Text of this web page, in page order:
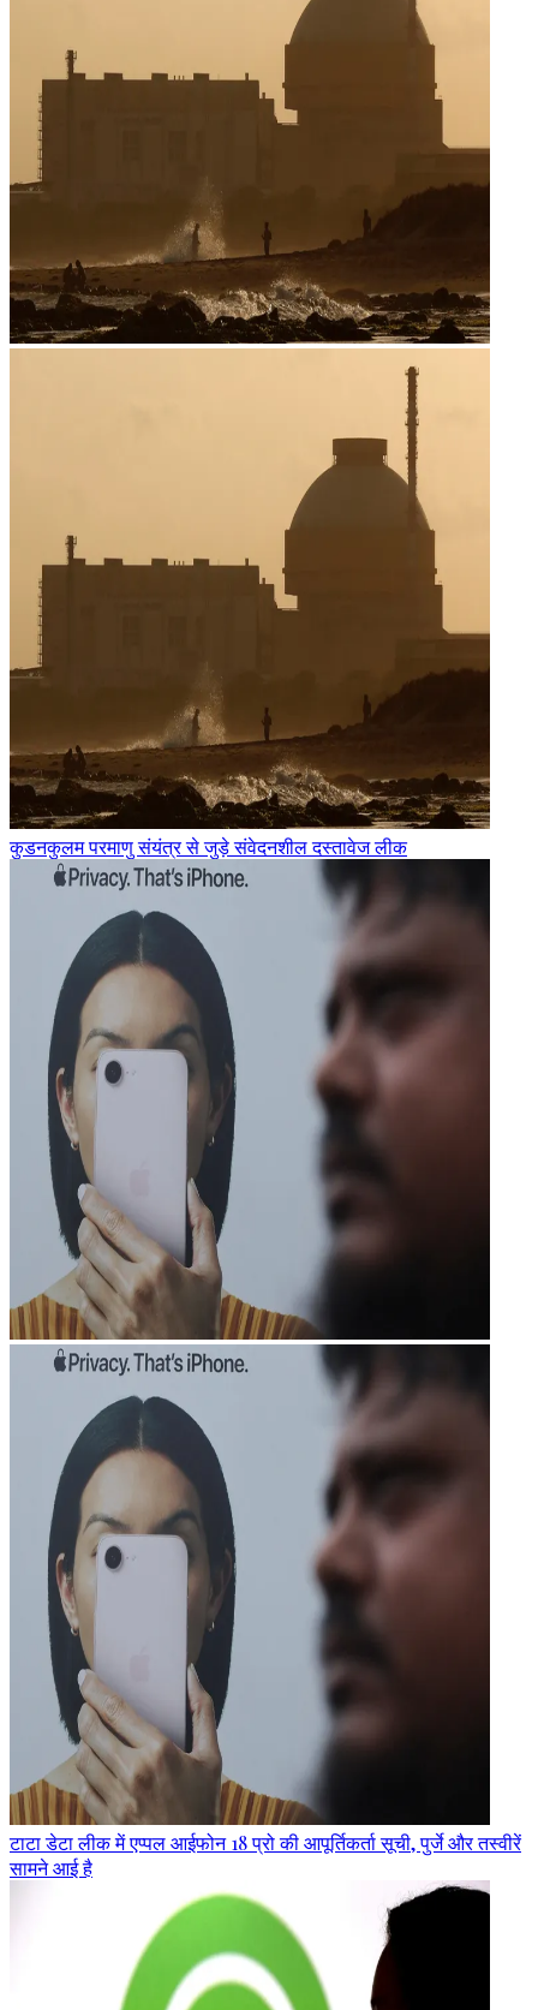
कुडनकुलम परमाणु संयंत्र से जुड़े संवेदनशील दस्तावेज लीक
टाटा डेटा लीक में एप्पल आईफोन 18 प्रो की आपूर्तिकर्ता सूची, पुर्जे और तस्वीरें
सामने आई है